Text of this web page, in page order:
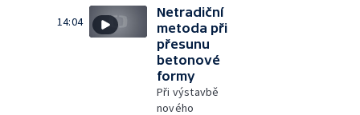
14:04
Netradiční
metoda při
přesunu
betonové
formy
Při výstavbě
nového